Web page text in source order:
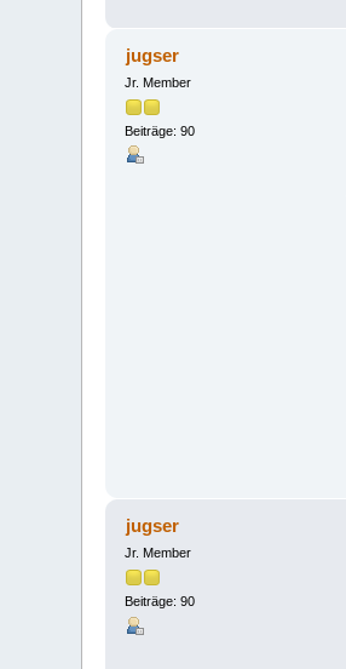
jugser
Jr. Member
Beiträge: 90
jugser
Jr. Member
Beiträge: 90